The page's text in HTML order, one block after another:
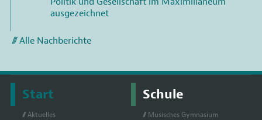
ausgezeichnet
Alle Nachberichte
Start
Ak­tu­el­les
Schule
Mu­si­sches Gym­na­si­um